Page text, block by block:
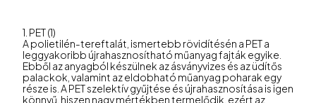
1. PET (1)
A polietilén-tereftalát, ismertebb rövidítésén a PET a
leggyakoribb újrahasznosítható műanyag fajták egyike.
Ebből az anyagból készülnek az ásványvizes és az üdítős
palackok, valamint az eldobható műanyag poharak egy
része is. A PET szelektív gyűjtése és újrahasznosítása is igen
könnyű, hiszen nagy mértékben termelődik, ezért az